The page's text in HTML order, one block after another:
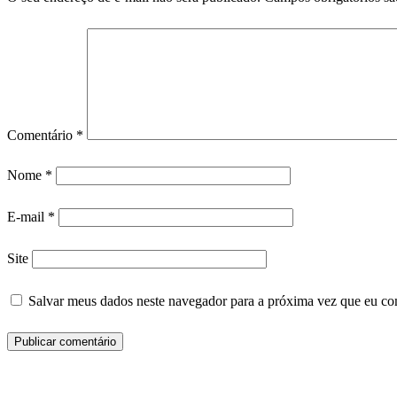
Comentário *
Nome *
E-mail *
Site
Salvar meus dados neste navegador para a próxima vez que eu